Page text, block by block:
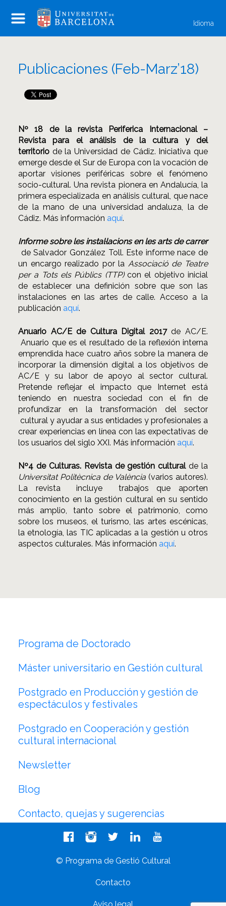
Idioma
Publicaciones (Feb-Marz’18)
Nº 18 de la revista Periferica Internacional –
Revista para el análisis de la cultura y del
territorio de la Universidad de Cádiz. Iniciativa que
emerge desde el Sur de Europa con la vocación de
aportar visiones periféricas sobre el fenómeno
socio-cultural. Una revista pionera en Andalucía, la
primera especializada en análisis cultural, que nace
de la mano de una universidad andaluza, la de
Cádiz. Más información aquí.
Informe sobre les instal·lacions en les arts de carrer
de Salvador González Toll. Este informe nace de
un encargo realizado por la Associació de Teatre
per a Tots els Públics (TTP)con el objetivo inicial
de establecer una definición sobre que son las
instalaciones en las artes de calle. Acceso a la
publicación aquí.
Anuario AC/E de Cultura Digital 2017de AC/E.
Anuario que es el resultado de la reflexión interna
emprendida hace cuatro años sobre la manera de
incorporar la dimensión digital a los objetivos de
AC/E y su labor de apoyo al sector cultural.
Pretende reflejar el impacto que Internet está
teniendo en nuestra sociedad con el fin de
profundizar en la transformación del sector
cultural y ayudar a sus entidades y profesionales a
crear experiencias en línea con las expectativas de
los usuarios del siglo XXI. Más información aquí.
Nº4 de Culturas. Revista de gestión cultural de la
Universitat Politècnica de València (varios autores).
La revista incluye trabajos que aporten
conocimiento en la gestión cultural en su sentido
más amplio, tanto sobre el patrimonio, como
sobre los museos, el turismo, las artes escénicas,
la etnología, las TIC aplicadas a la gestión u otros
aspectos culturales. Más información aquí.
Programa de Doctorado
Máster universitario en Gestión cultural
Postgrado en Producción y gestión de
espectáculos y festivales
Postgrado en Cooperación y gestión
cultural internacional
Newsletter
Blog
Contacto, quejas y sugerencias
© Programa de Gestió Cultural
Contacto